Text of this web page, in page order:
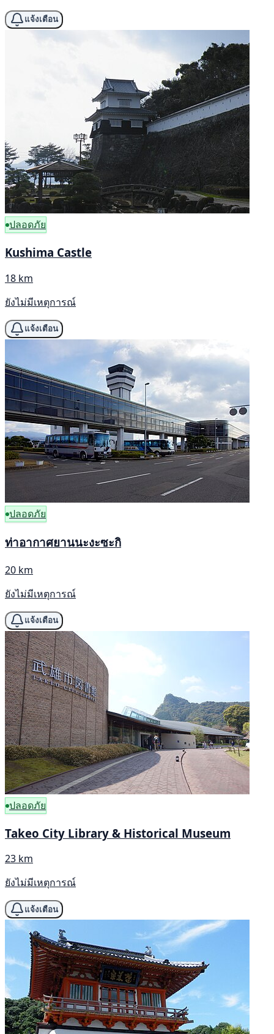
แจ้งเตือน
ปลอดภัย
Kushima Castle
18 km
ยังไม่มีเหตุการณ์
แจ้งเตือน
ปลอดภัย
ท่าอากาศยานนะงะซะกิ
20 km
ยังไม่มีเหตุการณ์
แจ้งเตือน
ปลอดภัย
Takeo City Library & Historical Museum
23 km
ยังไม่มีเหตุการณ์
แจ้งเตือน